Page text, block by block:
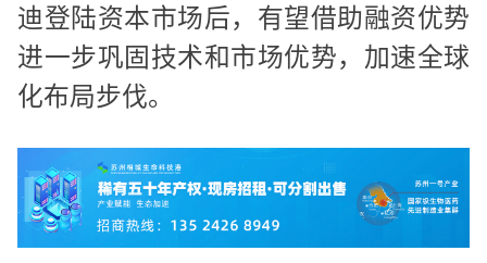
迪登陆资本市场后，有望借助融资优势
进一步巩固技术和市场优势，加速全球
化布局步伐。